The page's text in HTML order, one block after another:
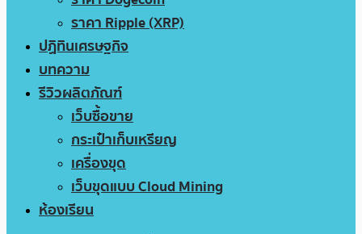
ราคา Ripple (XRP)
ปฏิทินเศรษฐกิจ
บทความ
รีวิวผลิตภัณฑ์
เว็บซื้อขาย
กระเป๋าเก็บเหรียญ
เครื่องขุด
เว็บขุดแบบ Cloud Mining
ห้องเรียน